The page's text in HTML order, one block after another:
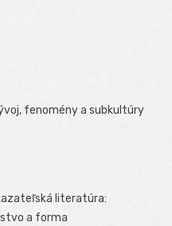
fenomény a subkultúry
literatúra:
a forma